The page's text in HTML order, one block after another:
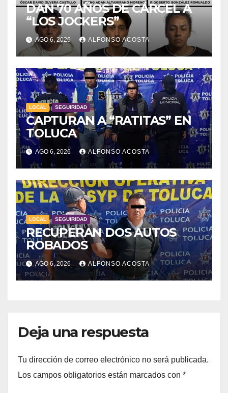
DAN 70 AÑOS DE CÁRCEL A
“LOS JOCKERS”
AGO 6, 2026 ALFONSO ACOSTA
LOCAL SEGUIRIDAD
CAPTURAN A “RATITAS” EN
TOLUCA
AGO 6, 2026 ALFONSO ACOSTA
LOCAL SEGUIRIDAD
RECUPERAN DOS AUTOS
ROBADOS
AGO 6, 2026 ALFONSO ACOSTA
Deja una respuesta
Tu dirección de correo electrónico no será publicada.
Los campos obligatorios están marcados con *